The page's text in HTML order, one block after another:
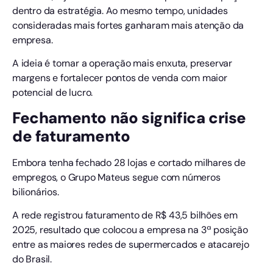
dentro da estratégia. Ao mesmo tempo, unidades
consideradas mais fortes ganharam mais atenção da
empresa.
A ideia é tornar a operação mais enxuta, preservar
margens e fortalecer pontos de venda com maior
potencial de lucro.
Fechamento não significa crise
de faturamento
Embora tenha fechado 28 lojas e cortado milhares de
empregos, o Grupo Mateus segue com números
bilionários.
A rede registrou faturamento de R$ 43,5 bilhões em
2025, resultado que colocou a empresa na 3ª posição
entre as maiores redes de supermercados e atacarejo
do Brasil.